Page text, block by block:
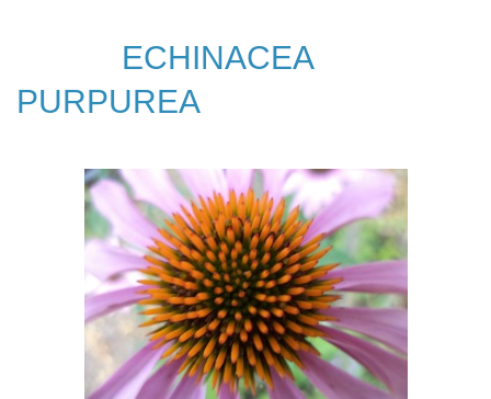
ECHINACEA
PURPUREA